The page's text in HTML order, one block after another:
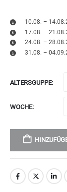
10.08. –
17.08. –
24.08. –
31.08. –
ALTERSGUPPE
WOCHE